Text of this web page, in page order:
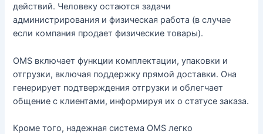
действий. Человеку остаются задачи
администрирования и физическая работа (в случае
если компания продает физические товары).
OMS включает функции комплектации, упаковки и
отгрузки, включая поддержку прямой доставки. Она
генерирует подтверждения отгрузки и облегчает
общение с клиентами, информируя их о статусе заказа.
Кроме того, надежная система OMS легко